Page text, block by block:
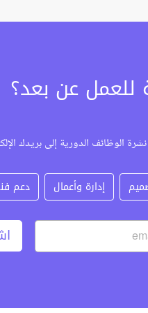
عن بعد؟
الوظائف الدورية إلى بريدك
إدارة وأعمال دعم